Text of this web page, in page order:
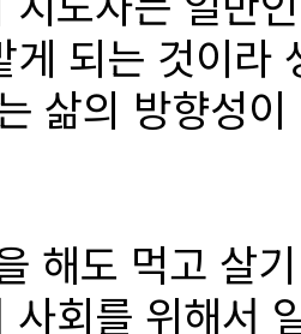
게 되는 것이라
삶의 방향성
해도 먹고 살
사회를 위해서